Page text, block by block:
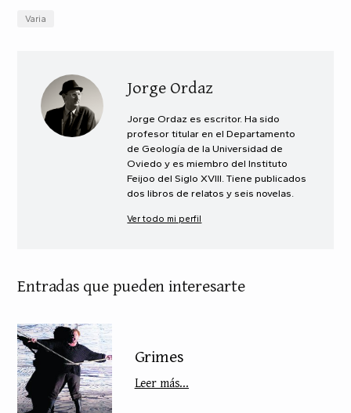
Varia
Jorge Ordaz
Jorge Ordaz es escritor. Ha sido
profesor titular en el Departamento
de Geología de la Universidad de
Oviedo y es miembro del Instituto
Feijoo del Siglo XVIII. Tiene publicados
dos libros de relatos y seis novelas.
Ver todo mi perfil
Entradas que pueden interesarte
Grimes
Leer más...